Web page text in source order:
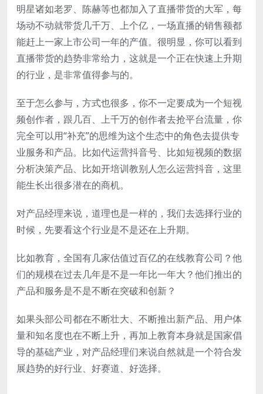
明星诸如老罗、陈赫等也都加入了直播带货的大军，每
场动不动就带货几千万、上个亿，一场直播的销售额都
能赶上一家上市公司一年的产值。很明显，你可以看到
直播带货的趋势非常给力，这就是一个正在快速上升期
的行业，是非常值得参与的。
至于怎么参与，方式也很多，你不一定要成为一个短视
频创作者，跟几百、上千万的创作者去抢平台流量，你
完全可以用“补充”的思维为这个生态中的角色去提供专
业服务和产品。比如代运营抖音号、比如短视频的数据
分析决策产品、比如开培训教别人怎么运营抖音，这里
能生长出很多潜在的商机。
对产品经理来说，道理也是一样的，我们去选择行业的
时候，先要看这个行业是不是还在上升期。
比如教育，全国有几家估值过百亿的在线教育公司？他
们的规模在过去几年是不是一年比一年大？他们推出的
产品和服务是不是不断在突破和创新？
如果头部公司都在不断壮大、不断推出新产品、用户体
量和知名度也在不断上升，再加上教育本身就是国家倡
导的基础产业，对产品经理们来说自然就是一个符合发
展趋势的好行业、好赛道、好选择。